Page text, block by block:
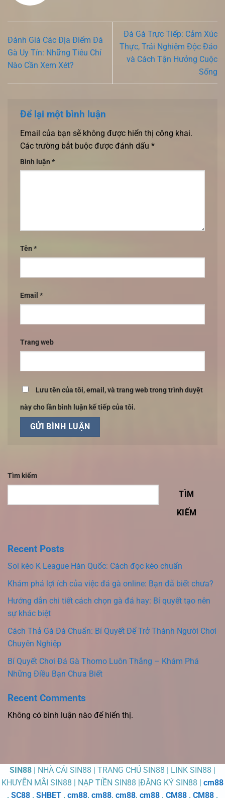
Đánh Giá Các Địa Điểm Đá
Gà Uy Tín: Những Tiêu Chí
Nào Cần Xem Xét?
Đá Gà Trực Tiếp: Cảm Xúc
Thực, Trải Nghiệm Độc Đáo
và Cách Tận Hưởng Cuộc
Sống
Để lại một bình luận
Email của bạn sẽ không được hiển thị công khai.
Các trường bắt buộc được đánh dấu *
Bình luận *
Tên *
Email *
Trang web
Lưu tên của tôi, email, và trang web trong trình duyệt
này cho lần bình luận kế tiếp của tôi.
Tìm kiếm
TÌM
KIẾM
Recent Posts
Soi kèo K League Hàn Quốc: Cách đọc kèo chuẩn
Khám phá lợi ích của việc đá gà online: Bạn đã biết chưa?
Hướng dẫn chi tiết cách chọn gà đá hay: Bí quyết tạo nên
sự khác biệt
Cách Thả Gà Đá Chuẩn: Bí Quyết Để Trở Thành Người Chơi
Chuyên Nghiệp
Bí Quyết Chơi Đá Gà Thomo Luôn Thắng – Khám Phá
Những Điều Bạn Chưa Biết
Recent Comments
Không có bình luận nào để hiển thị.
SIN88 | NHÀ CÁI SIN88 | TRANG CHỦ SIN88 | LINK SIN88 |
KHUYỄN MÃI SIN88 | NẠP TIỀN SIN88 |ĐĂNG KÝ SIN88 | cm88
, SC88 , SHBET , cm88, cm88, cm88, cm88 , CM88 , CM88 ,